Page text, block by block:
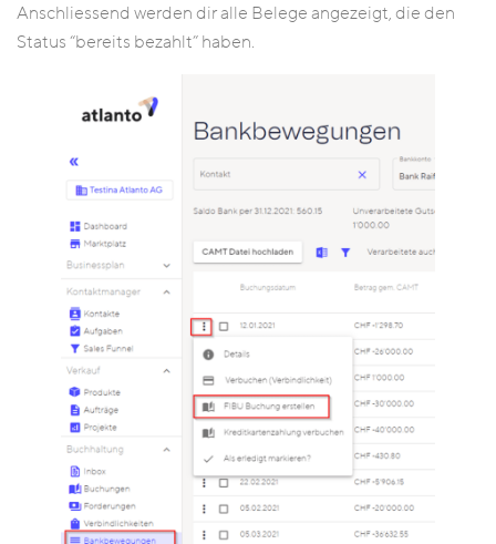
Anschliessend werden dir alle Belege angezeigt, die den
Status “bereits bezahlt” haben.